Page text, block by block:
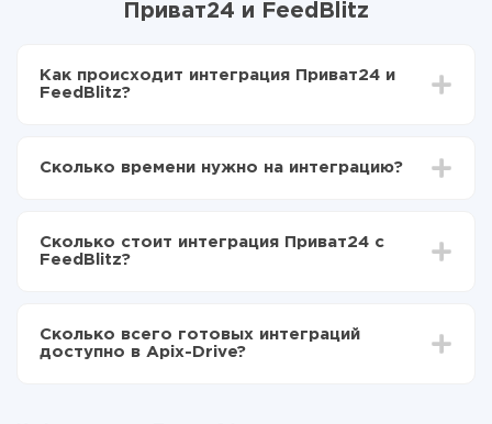
Приват24 и FeedBlitz
Как происходит интеграция Приват24 и
FeedBlitz?
Выбираете какие данные передавать из
передаваться из Приват24 в FeedBlitz
Сколько времени нужно на интеграцию?
отличаться и составлять от 5-ти до 30-минут. В
среднем настройка занимает 10-15 минут.
Сколько стоит интеграция Приват24 с
FeedBlitz?
функционал. Вы оплачиваете только количество
данных, которые по факту передаются из одной
Сколько всего готовых интеграций
доступно в Apix-Drive?